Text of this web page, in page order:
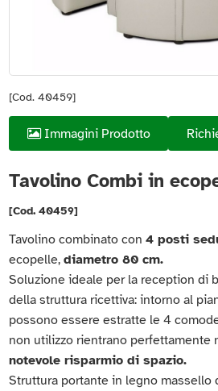
[Cod. 40459]
Immagini Prodotto
Tavolino Combi in
[Cod. 40459]
Tavolino combinato con4 posti
ecopelle,diametro 80 cm.
Soluzione ideale per la reception di
della struttura ricettiva: intorno al
possono essere estratte le 4
non utilizzo rientrano perfettamente
notevole risparmio di spazio.
Struttura portante in legno massello